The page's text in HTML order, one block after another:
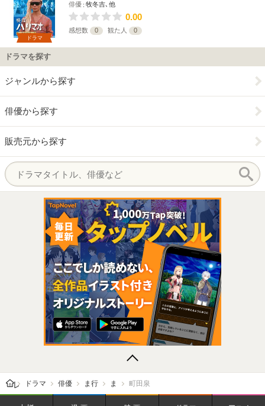
ドラマ
俳優 牧冬吉､他
0.00
感想数 0 観た人 0
ドラマを探す
ジャンルから探す
俳優から探す
販売元から探す
レビューン トップ
ドラマ 俳優 ま行 ま 町田泉